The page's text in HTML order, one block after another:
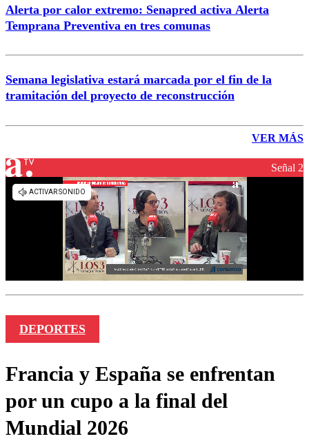
Alerta por calor extremo: Senapred activa Alerta
Temprana Preventiva en tres comunas
Semana legislativa estará marcada por el fin de la
tramitación del proyecto de reconstrucción
VER MÁS
Señal 2
DEPORTES
Francia y España se enfrentan
por un cupo a la final del
Mundial 2026